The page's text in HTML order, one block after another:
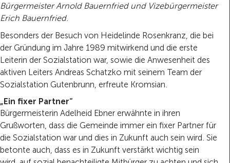
Bürgermeister Arnold Bauernfried und Vizebürgermeister
Erich Bauernfried.
Besonders der Besuch von Heidelinde Rosenkranz, die bei
der Gründung im Jahre 1989 mitwirkend und die erste
Leiterin der Sozialstation war, sowie die Anwesenheit des
aktiven Leiters Andreas Schatzko mit seinem Team der
Sozialstation Gutenbrunn, erfreute Kromsian.
„Ein fixer Partner“
Bürgermeisterin Adelheid Ebner erwähnte in ihren
Grußworten, dass die Gemeinde immer ein fixer Partner für
die Sozialstation war und dies in Zukunft auch sein wird. Sie
betonte auch, dass es in Zukunft verstärkt wichtig sein